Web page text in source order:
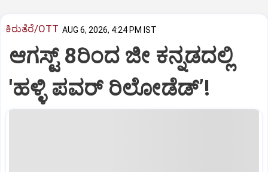
ಕಿರುತೆರೆ/OTT AUG 6, 2026, 4:24 PM IST
ಆಗಸ್ಟ್ 8ರಿಂದ ಜೀ ಕನ್ನಡದಲ್ಲಿ
'ಹಳ್ಳಿ ಪವರ್ ರಿಲೋಡೆಡ್ʼ!